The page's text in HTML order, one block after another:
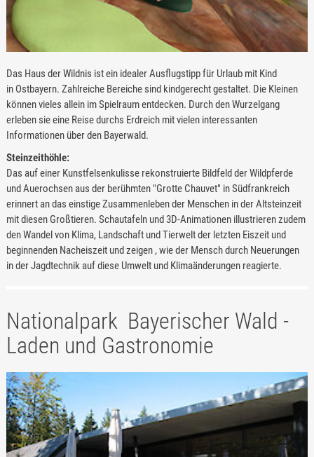
Das Haus der Wildnis ist ein idealer Ausflugstipp für Urlaub mit Kind
in Ostbayern. Zahlreiche Bereiche sind kindgerecht gestaltet. Die Kleinen
können vieles allein im Spielraum entdecken. Durch den Wurzelgang
erleben sie eine Reise durchs Erdreich mit vielen interessanten
Informationen über den Bayerwald.
Steinzeithöhle:
Das auf einer Kunstfelsenkulisse rekonstruierte Bildfeld der Wildpferde
und Auerochsen aus der berühmten "Grotte Chauvet" in Südfrankreich
erinnert an das einstige Zusammenleben der Menschen in der Altsteinzeit
mit diesen Großtieren. Schautafeln und 3D-Animationen illustrieren zudem
den Wandel von Klima, Landschaft und Tierwelt der letzten Eiszeit und
beginnenden Nacheiszeit und zeigen , wie der Mensch durch Neuerungen
in der Jagdtechnik auf diese Umwelt und Klimaänderungen reagierte.
Nationalpark Bayerischer Wald -
Laden und Gastronomie